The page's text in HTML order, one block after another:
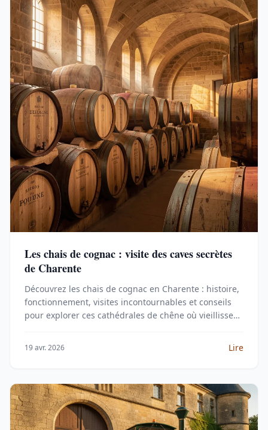
Les chais de cognac : visite des caves secrètes
de Charente
Découvrez les chais de cognac en Charente : histoire,
fonctionnement, visites incontournables et conseils
pour explorer ces cathédrales de chêne où vieillissent
19 avr. 2026 Lire